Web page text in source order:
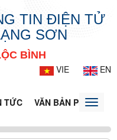
TIN ĐIỆN TỬ
SƠN
BÌNH
VIE
EN
TỨC VĂN BẢN PHÁPToggle